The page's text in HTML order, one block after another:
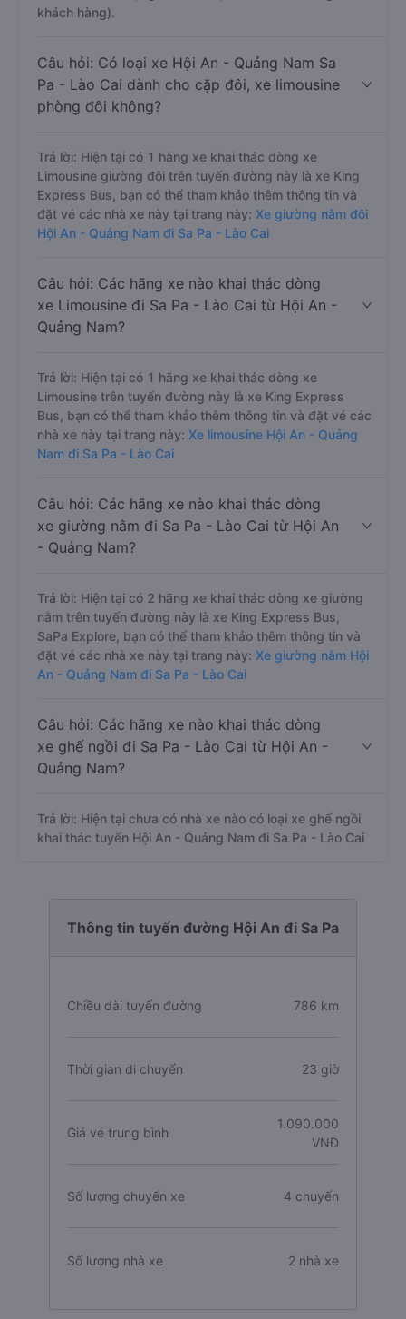
khách hàng).
Câu hỏi: Có loại xe Hội An - Quảng Nam Sa
Pa - Lào Cai dành cho cặp đôi, xe limousine
phòng đôi không?
Trả lời: Hiện tại có 1 hãng xe khai thác dòng xe
Limousine giường đôi trên tuyến đường này là xe King
Express Bus, bạn có thể tham khảo thêm thông tin và
đặt vé các nhà xe này tại trang này: Xe giường nằm đôi
Hội An - Quảng Nam đi Sa Pa - Lào Cai
Câu hỏi: Các hãng xe nào khai thác dòng
xe Limousine đi Sa Pa - Lào Cai từ Hội An -
Quảng Nam?
Trả lời: Hiện tại có 1 hãng xe khai thác dòng xe
Limousine trên tuyến đường này là xe King Express
Bus, bạn có thể tham khảo thêm thông tin và đặt vé các
nhà xe này tại trang này: Xe limousine Hội An - Quảng
Nam đi Sa Pa - Lào Cai
Câu hỏi: Các hãng xe nào khai thác dòng
xe giường nằm đi Sa Pa - Lào Cai từ Hội An
- Quảng Nam?
Trả lời: Hiện tại có 2 hãng xe khai thác dòng xe giường
nằm trên tuyến đường này là xe King Express Bus,
SaPa Explore, bạn có thể tham khảo thêm thông tin và
đặt vé các nhà xe này tại trang này: Xe giường nằm Hội
An - Quảng Nam đi Sa Pa - Lào Cai
Câu hỏi: Các hãng xe nào khai thác dòng
xe ghế ngồi đi Sa Pa - Lào Cai từ Hội An -
Quảng Nam?
Trả lời: Hiện tại chưa có nhà xe nào có loại xe ghế ngồi
khai thác tuyến Hội An - Quảng Nam đi Sa Pa - Lào Cai
Thông tin tuyến đường Hội An đi Sa Pa
Chiều dài tuyến đường 786 km
Thời gian di chuyển 23 giờ
Giá vé trung bình
1.090.000
VNĐ
Số lượng chuyến xe 4 chuyến
Số lượng nhà xe 2 nhà xe